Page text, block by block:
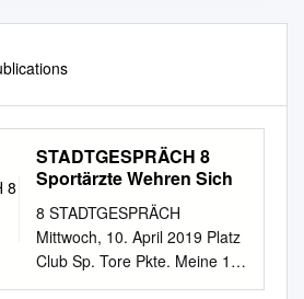
STADTGESPRÄCH 8
Sportärzte Wehren Sich
8 STADTGESPRÄCH
Mittwoch, 10. April 2019 Platz
Club Sp. Tore Pkte. Meine 1
SV Stgt. Kickers 25 47:17 53